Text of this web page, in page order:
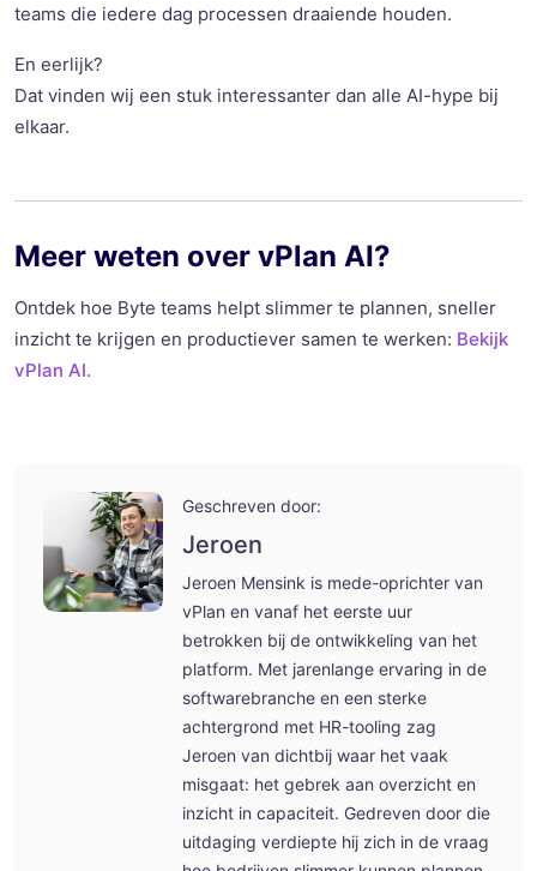
teams die iedere dag processen draaiende houden.
En eerlijk?
Dat vinden wij een stuk interessanter dan alle AI-hype bij
elkaar.
Meer weten over vPlan AI?
Ontdek hoe Byte teams helpt slimmer te plannen, sneller
inzicht te krijgen en productiever samen te werken: Bekijk
vPlan AI.
Geschreven door:
Jeroen
Jeroen Mensink is mede-oprichter van
vPlan en vanaf het eerste uur
betrokken bij de ontwikkeling van het
platform. Met jarenlange ervaring in de
softwarebranche en een sterke
achtergrond met HR-tooling zag
Jeroen van dichtbij waar het vaak
misgaat: het gebrek aan overzicht en
inzicht in capaciteit. Gedreven door die
uitdaging verdiepte hij zich in de vraag